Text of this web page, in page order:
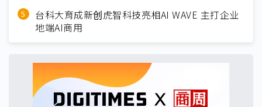
台科大育成新创虎智科技亮相AI WAVE 主打企业
地端AI商用